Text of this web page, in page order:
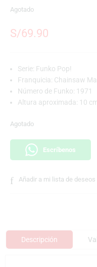
Agotado
S/69.90
Serie: Funko Pop!
Franquicia: Chainsaw
Número de Funko: 1971
Altura aproximada: 10
Agotado
Escríbenos
Añadir a mi lista de deseos
Descripción